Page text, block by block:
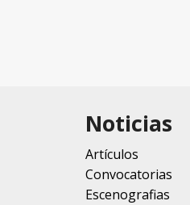
Noticias
Artículos
Convocatorias
Escenografias